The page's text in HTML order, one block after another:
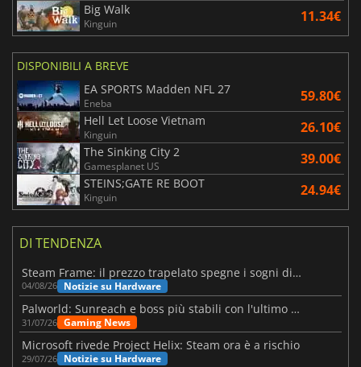
Big Walk
Kinguin 11.34€
DISPONIBILI A BREVE
EA SPORTS Madden NFL 27
Eneba 59.80€
Hell Let Loose Vietnam
Kinguin 26.10€
The Sinking City 2
Gamesplanet US 39.00€
STEINS;GATE RE BOOT
Kinguin 24.94€
DI TENDENZA
Steam Frame: il prezzo trapelato spegne i sogni di un VR economico
04/08/26 Notizie su Hardware
Palworld: Sunreach e boss più stabili con l'ultimo update
31/07/26 Gaming News
Microsoft rivede Project Helix: Steam ora è a rischio
29/07/26 Notizie su Hardware